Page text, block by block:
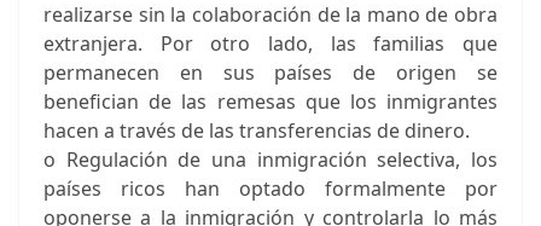
realizarse sin la colaboración de la mano de obra
extranjera. Por otro lado, las familias que
permanecen en sus países de origen se
benefician de las remesas que los inmigrantes
hacen a través de las transferencias de dinero.
o Regulación de una inmigración selectiva, los
países ricos han optado formalmente por
oponerse a la inmigración y controlarla lo más